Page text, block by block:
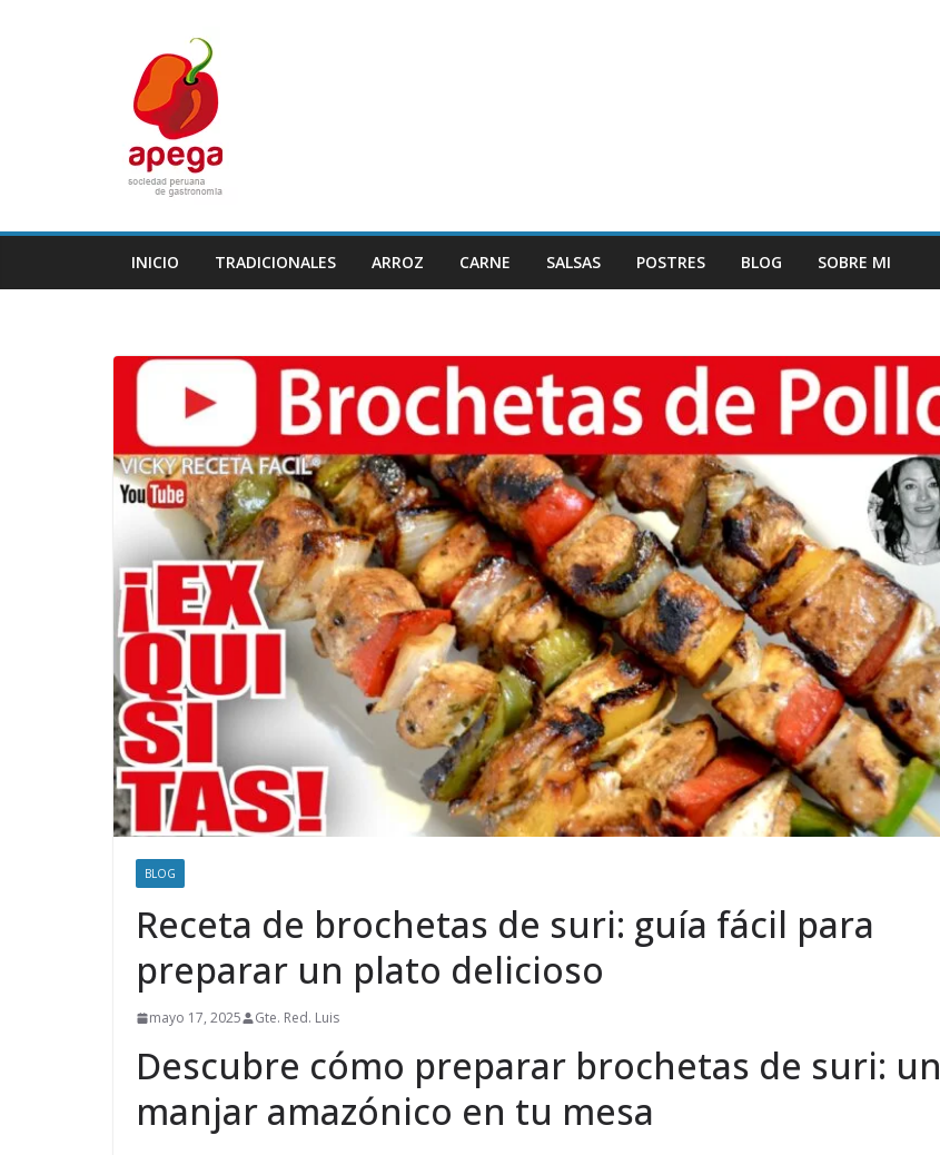
INICIO TRADICIONALES ARROZ CARNE SALSAS POSTRES BLOG SOBRE MI
BLOG
Receta de brochetas de suri: guía fácil para
preparar un plato delicioso
mayo 17, 2025 Gte. Red. Luis
Descubre cómo preparar brochetas de suri: un
manjar amazónico en tu mesa